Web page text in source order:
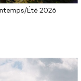
Été 2026